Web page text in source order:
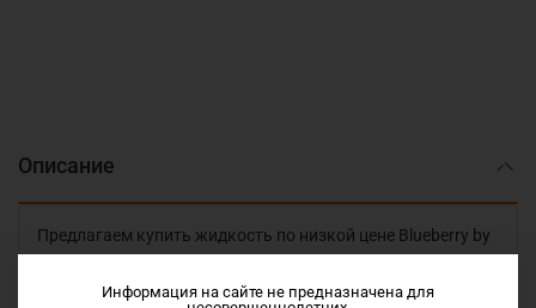
Описание
Предлагаем купить жидкость по низкой цене Blueberry by
KILO MOO SALT 10мл в Иваново и Шуе.
Информация на сайте не предназначена для